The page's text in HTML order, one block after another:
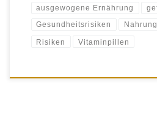
ausgewogene Ernährung
Gesundheitsrisiken
Risiken Vitaminpillen